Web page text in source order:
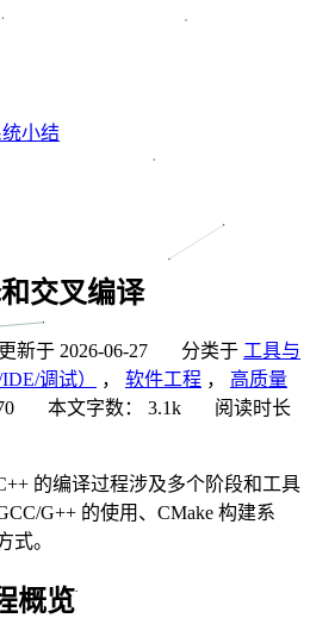
小结
交叉编译
更新于 2026-06-27 分类于 工具与
调试） ， 软件工程 ， 高质量
本文字数： 3.1k
阅读时长
的编译过程涉及多个阶段和工具
G++ 的使用、CMake 构建系
式。
概览